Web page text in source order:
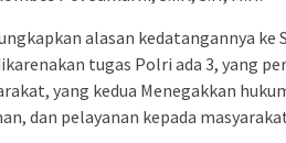
alasan kedatangannya ke
tugas Polri ada 3, yang
yang kedua Menegakkan
dan pelayanan kepada